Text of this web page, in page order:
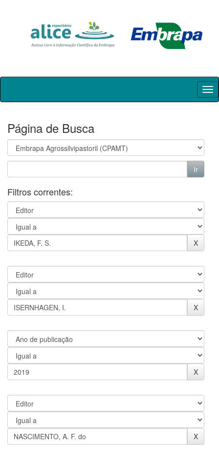
Skip
Página de Busca
Filtros correntes: